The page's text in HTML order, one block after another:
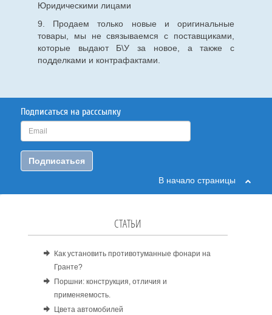
Юридическими лицами
9. Продаем только новые и оригинальные
товары, мы не связываемся с поставщиками,
которые выдают Б\У за новое, а также с
подделками и контрафактами.
Подписаться на расссылку
Подписаться
В начало страницы
СТАТЬИ
Как установить противотуманные фонари на
Гранте?
Поршни: конструкция, отличия и
применяемость.
Цвета автомобилей